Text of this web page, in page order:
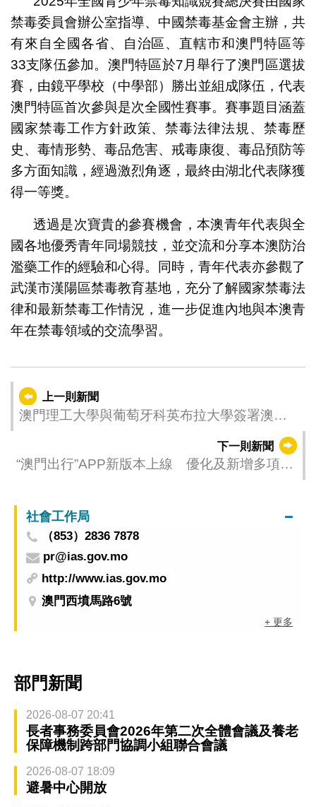
禁毒委員會辦公室指導、中國禁毒基金會主辦，共
有來自全國各省、自治區、直轄市和澳門特區等
33支隊伍參加。澳門特區於7月舉行了澳門區選拔
賽，由鏡平學校（中學部）勝出並組成隊伍，代表
澳門特區首次參與是次全國性賽事。賽事題目涵蓋
國家禁毒工作方針政策、禁毒法律法規、禁毒歷
史、毒情形勢、毒品危害、戒毒康復、毒品預防等
多方面知識，經過激烈角逐，最終由湖北代表隊獲
得一等獎。
透過是次寶貴的參賽機會，本澳青年代表與全
國各地優秀青年同場競技，並交流和分享本澳防治
濫藥工作的經驗和心得。同時，青年代表亦參觀了
武漢市漢陽區禁毒教育基地，充分了解國家禁毒法
律和最新禁毒工作情況，進一步促進內地與本澳青
年在禁毒領域的交流學習。
上一則新聞
澳門理工大學與葡萄牙科英布拉大學簽署澳琴
下一則新聞
“澳門出行”APP新版本上線 優化及新增多項功
社會工作局
（853）2836 7878
pr@ias.gov.mo
http://www.ias.gov.mo
澳門西墳馬路6號
+ 更多
部門新聞
2026-08-07 20:41
長者事務委員會2026年第二次全體會議及養老
保障機制跨部門協調小組聯合會議
2026-08-07 18:09
避暑中心開放